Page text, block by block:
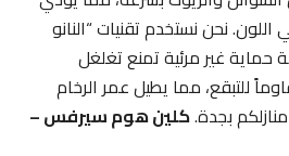
نحن نستخدم تقنيات “النانو
حماية غير مرئية تمنع تغلغل
للتبقع، مما يطيل عمر الرخام
بجدة.كلين هوم سيرفس –